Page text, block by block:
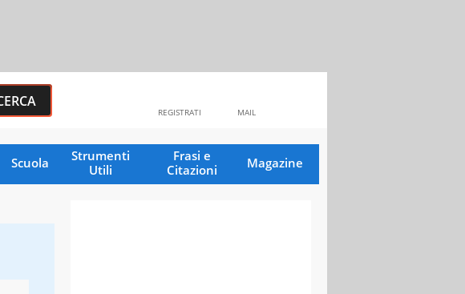
MAIL
REGISTRATI
Scuola
Strumenti
Utili
Frasi e
Citazioni
Magazine